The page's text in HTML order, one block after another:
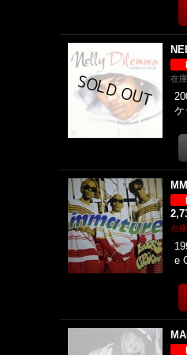
在
在
e